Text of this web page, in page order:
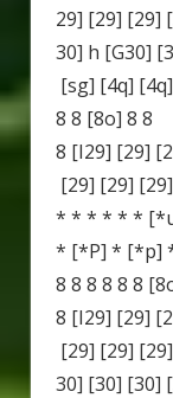
29] [29] [29]
30] h [G30]
[sg] [4q]
8 8 [8o] 8 8
8 [I29] [29]
[29] [29]
* * * * * *
* [*P] * [*p]
8 8 8 8 8 8
8 [I29] [29]
[29] [29]
30] [30] [30]